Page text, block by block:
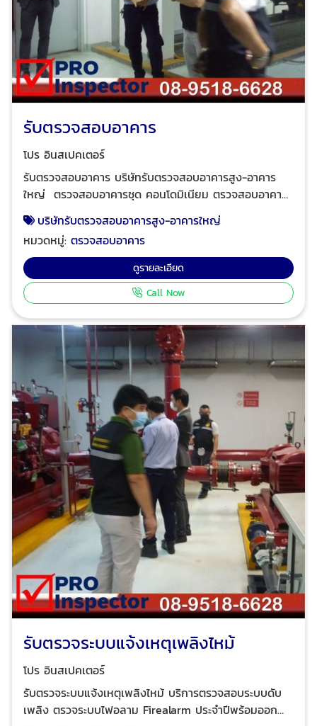
รับตรวจสอบอาคาร
โปร อินสเปคเตอร์
รับตรวจสอบอาคาร บริษัทรับตรวจสอบอาคารสูง-อาคาร
ใหญ่ ตรวจสอบอาคารชุด คอนโดมิเนียม ตรวจสอบอาคาร
ไปต่ออาคาร ตรวจสอบอาคารสูงสำหรับเช่าสำนักงาน ตรวจ
สอบอาคารโรงพยาบาลขนาดใหญ่ ตรวจสอบอาคารสูง
อาคารเรียนมหาวิทยาลัย ตรวจสอบสถานบริการ อาคาร
ศูนย์การค้าขนาดใหญ่ โปร อินสเปคเตอร์ ทีมงานวิศวกรมือ
อาชีพ ผู้เชี่ยวชาญด้านการให้บริการตรวจสอบอาคาร ตรวจ
ระบบไฟฟ้าประจำปี ตรวจสอบระบบแจ้งเหตุเพลิงไหม้อาคาร
และโรงงาน เพื่อทำรายงานและ ออกหนังสือรับรองความ
ปลอดภัยประเภทต่างๆ ตามกฎหมาย ได้รับความไว้วางใจ
จากบริษัทชั้นนำระดับแนวหน้าของไทย และโรงงานชั้นนำของ
ไทย
บริษัทรับตรวจสอบอาคารสูง-อาคารใหญ่
หมวดหมู่:ตรวจสอบอาคาร
ดูรายละเอียด
Call Now
รับตรวจระบบแจ้งเหตุเพลิงไหม้
โปร อินสเปคเตอร์
รับตรวจระบบแจ้งเหตุเพลิงไหม้ บริการตรวจสอบระบบดับ
เพลิง ตรวจระบบไฟอลาม Firealarm ประจำปีพร้อมออก